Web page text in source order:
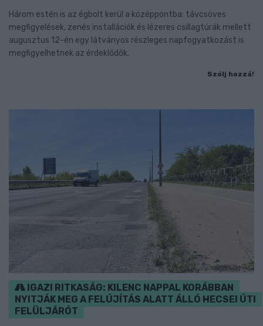
Három estén is az égbolt kerül a középpontba: távcsöves
megfigyelések, zenés installációk és lézeres csillagtúrák mellett
augusztus 12-én egy látványos részleges napfogyatkozást is
megfigyelhetnek az érdeklődők.
Szólj hozzá!
IGAZI RITKASÁG: KILENC NAPPAL KORÁBBAN
NYITJÁK MEG A FELÚJÍTÁS ALATT ÁLLÓ HECSEI ÚTI
FELÜLJÁRÓT